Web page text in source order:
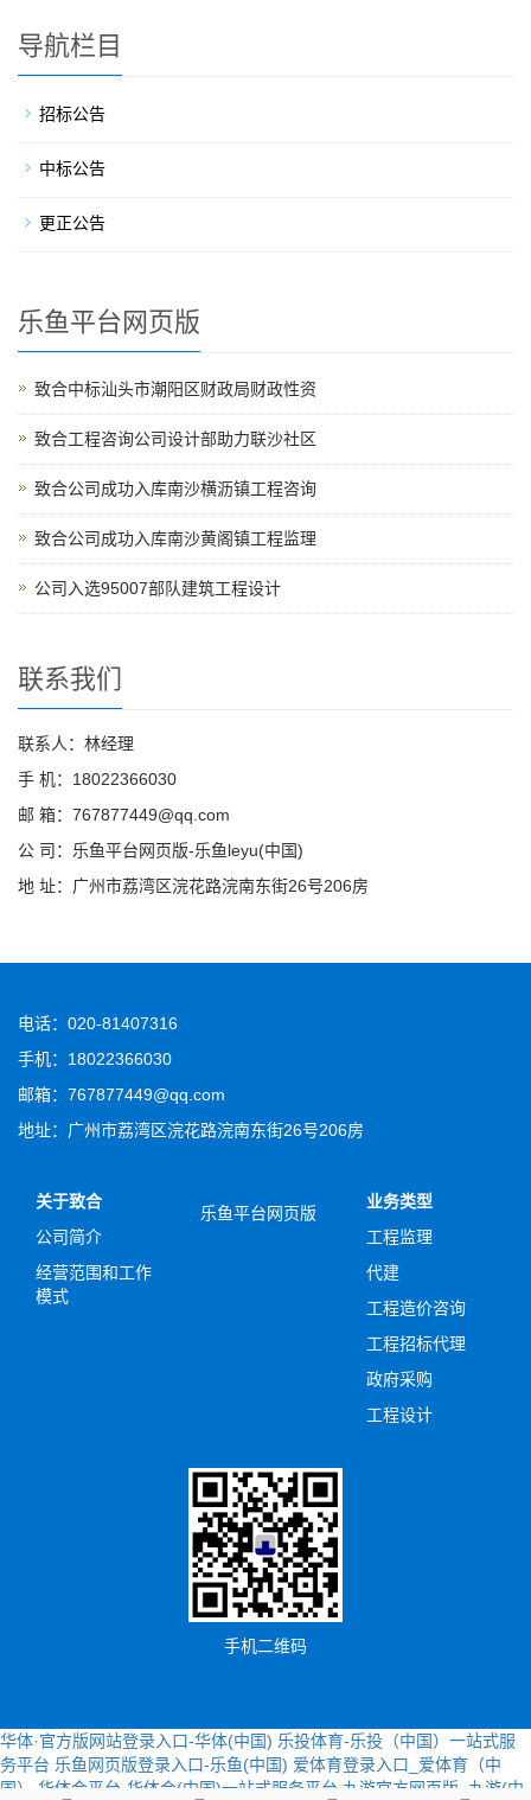
导航栏目
招标公告
中标公告
更正公告
乐鱼平台网页版
致合中标汕头市潮阳区财政局财政性资
致合工程咨询公司设计部助力联沙社区
致合公司成功入库南沙横沥镇工程咨询
致合公司成功入库南沙黄阁镇工程监理
公司入选95007部队建筑工程设计
联系我们
联系人：林经理
手 机：18022366030
邮 箱：767877449@qq.com
公 司：乐鱼平台网页版-乐鱼leyu(中国)
地 址：广州市荔湾区浣花路浣南东街26号206房
电话：020-81407316
手机：18022366030
邮箱：767877449@qq.com
地址：广州市荔湾区浣花路浣南东街26号206房
关于致合
公司简介
经营范围和工作
模式
乐鱼平台网页版
业务类型
工程监理
代建
工程造价咨询
工程招标代理
政府采购
工程设计
手机二维码
华体·官方版网站登录入口-华体(中国) 乐投体育-乐投（中国）一站式服
务平台 乐鱼网页版登录入口-乐鱼(中国) 爱体育登录入口_爱体育（中
国）
华体会平台-华体会(中国)一站式服务平台 九游官方网页版_九游(中